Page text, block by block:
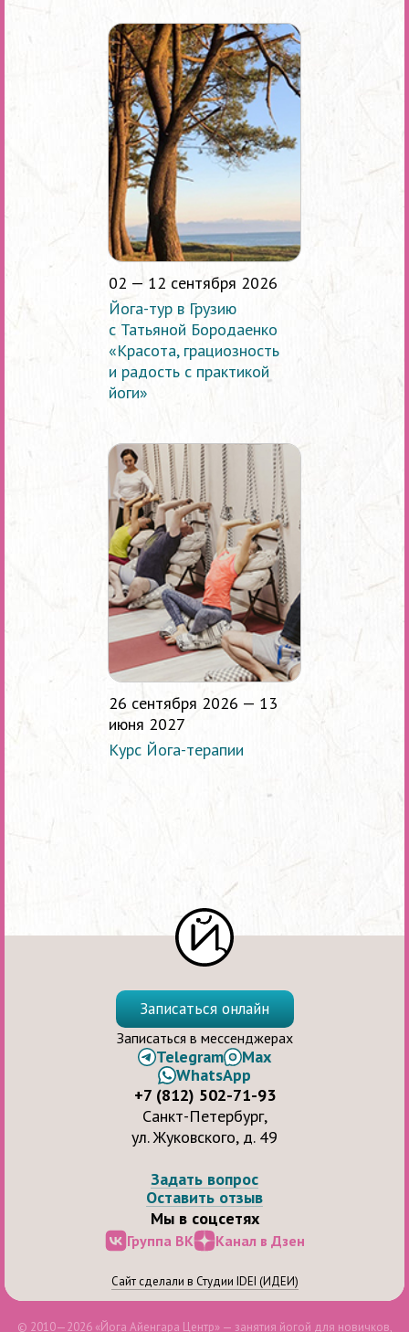
02 — 12 сентября 2026
Йога-тур в Грузию
с Татьяной Бородаенко
«Красота, грациозность
и радость с практикой
йоги»
26 сентября 2026 — 13
июня 2027
Курс Йога-терапии
Задать вопрос
Оставить отзыв
Мы в соцсетях
Группа ВК Канал в Дзен
Записаться онлайн
Записаться в мессенджерах
Telegram
Max
WhatsApp
+7 (812) 502-71-93
Санкт-Петербург,
ул. Жуковского, д. 49
Сайт сделали в Студии IDEI (ИДЕИ)
© 2010—2026 «Йога Айенгара Центр» — занятия йогой для новичков,